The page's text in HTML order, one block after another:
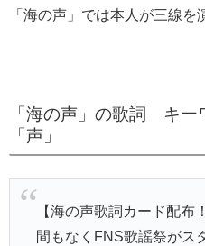
「海の声」では本人が三線を
「海の声」の歌詞 キー
「声」
【海の声歌詞カード配布
間もなくFNS歌謡祭がス